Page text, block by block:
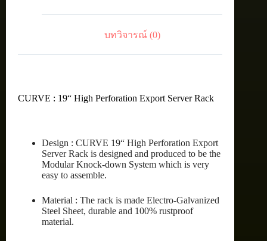
บทวิจารณ์ (0)
CURVE : 19“ High Perforation Export Server Rack
Design : CURVE 19“ High Perforation Export
Server Rack is designed and produced to be the
Modular Knock-down System which is very
easy to assemble.
Material : The rack is made Electro-Galvanized
Steel Sheet, durable and 100% rustproof
material.